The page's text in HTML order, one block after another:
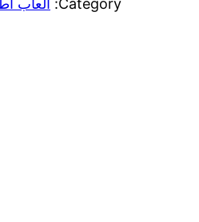
Category: العاب